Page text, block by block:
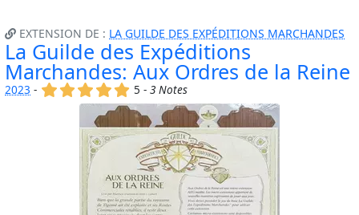
EXTENSION DE : LA GUILDE DES EXPÉDITIONS MARCHANDES
La Guilde des Expéditions
Marchandes: Aux Ordres de la Reine
2023 - (x) (x) (x) (x) (x)
5 -3 Notes